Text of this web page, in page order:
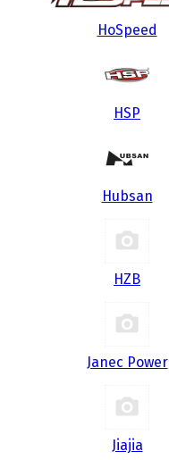
HoSpeed
HSP
Hubsan
HZB
Janec Power
Jiajia